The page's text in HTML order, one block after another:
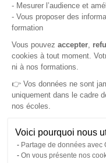
- Mesurer l’audience et
- Vous proposer des
formation
Vous pouvez accepter,
cookies à tout moment.
ni à nos formations.
👉 Vos données ne sont
uniquement dans le cadre
nos écoles.
Voici pourquoi nous
Partage de données avec
On vous présente nos
Prêts à
Regardez la vidéo
réaliser vos études